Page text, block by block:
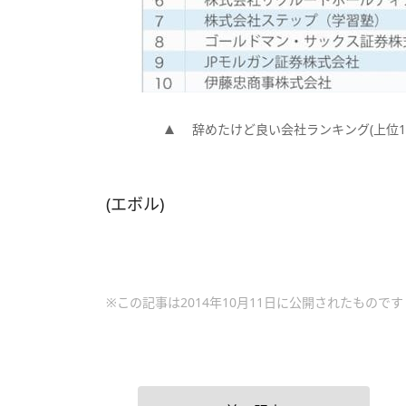
辞めたけど良い会社ランキング(上位
(エボル)
※この記事は2014年10月11日に公開されたものです